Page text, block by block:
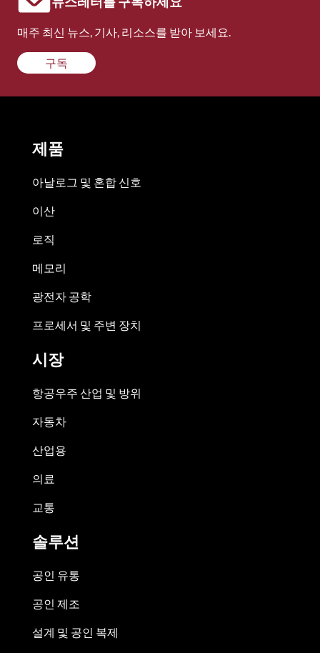
매주 최신 뉴스, 기사, 리소스를 받아 보세요.
구독
제품
아날로그 및 혼합 신호
이산
로직
메모리
광전자 공학
프로세서 및 주변 장치
시장
항공우주 산업 및 방위
자동차
산업용
의료
교통
솔루션
공인 유통
공인 제조
설계 및 공인 복제